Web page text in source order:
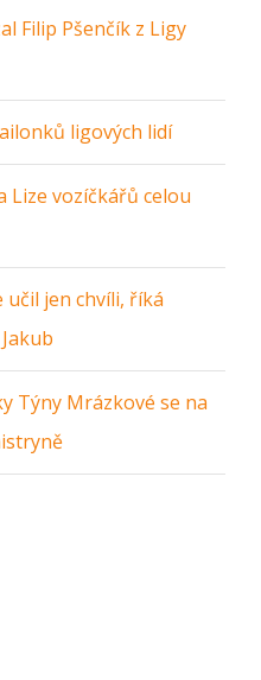
Filip Pšenčík z Ligy
ligových lidí
Lize vozíčkářů celou
učil jen chvíli, říká
Týny Mrázkové se na